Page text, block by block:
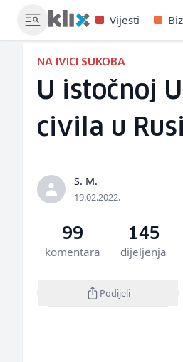
Vijesti
NA IVICI SUKOBA
U istočnoj
civila u
S. M.
19.02.2022.
99
komentara
145
dijeljenja
Podijeli